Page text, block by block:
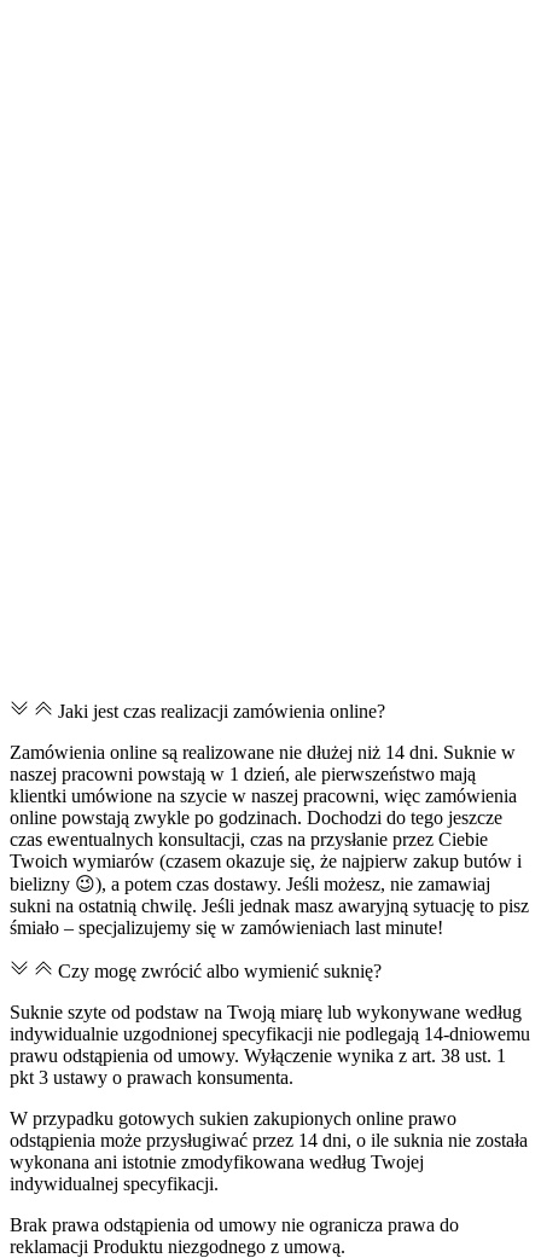
Jaki jest czas realizacji zamówienia online?
Zamówienia online są realizowane nie dłużej niż 14 dni. Suknie w
naszej pracowni powstają w 1 dzień, ale pierwszeństwo mają
klientki umówione na szycie w naszej pracowni, więc zamówienia
online powstają zwykle po godzinach. Dochodzi do tego jeszcze
czas ewentualnych konsultacji, czas na przysłanie przez Ciebie
Twoich wymiarów (czasem okazuje się, że najpierw zakup butów i
bielizny 😉), a potem czas dostawy. Jeśli możesz, nie zamawiaj
sukni na ostatnią chwilę. Jeśli jednak masz awaryjną sytuację to pisz
śmiało – specjalizujemy się w zamówieniach last minute!
Czy mogę zwrócić albo wymienić suknię?
Suknie szyte od podstaw na Twoją miarę lub wykonywane według
indywidualnie uzgodnionej specyfikacji nie podlegają 14-dniowemu
prawu odstąpienia od umowy. Wyłączenie wynika z art. 38 ust. 1
pkt 3 ustawy o prawach konsumenta.
W przypadku gotowych sukien zakupionych online prawo
odstąpienia może przysługiwać przez 14 dni, o ile suknia nie została
wykonana ani istotnie zmodyfikowana według Twojej
indywidualnej specyfikacji.
Brak prawa odstąpienia od umowy nie ogranicza prawa do
reklamacji Produktu niezgodnego z umową.